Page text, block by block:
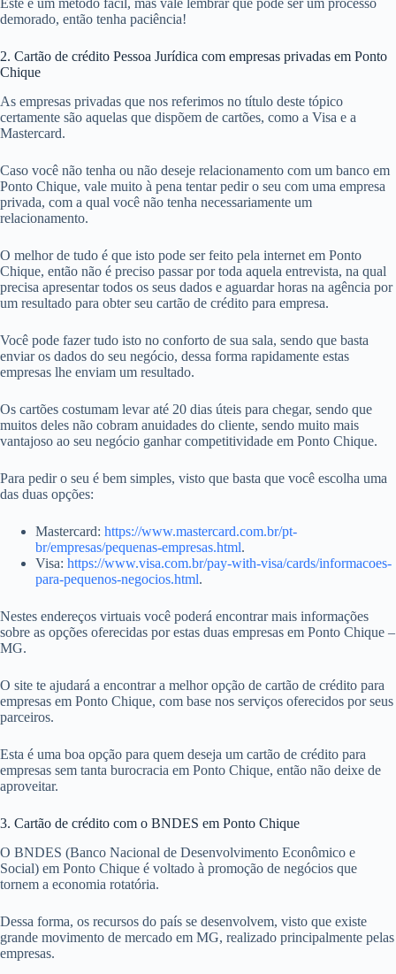
Este é um método fácil, mas vale lembrar que pode ser um processo
demorado, então tenha paciência!
2. Cartão de crédito Pessoa Jurídica com empresas privadas em Ponto
Chique
As empresas privadas que nos referimos no título deste tópico
certamente são aquelas que dispõem de cartões, como a Visa e a
Mastercard.
Caso você não tenha ou não deseje relacionamento com um banco em
Ponto Chique, vale muito à pena tentar pedir o seu com uma empresa
privada, com a qual você não tenha necessariamente um
relacionamento.
O melhor de tudo é que isto pode ser feito pela internet em Ponto
Chique, então não é preciso passar por toda aquela entrevista, na qual
precisa apresentar todos os seus dados e aguardar horas na agência por
um resultado para obter seu cartão de crédito para empresa.
Você pode fazer tudo isto no conforto de sua sala, sendo que basta
enviar os dados do seu negócio, dessa forma rapidamente estas
empresas lhe enviam um resultado.
Os cartões costumam levar até 20 dias úteis para chegar, sendo que
muitos deles não cobram anuidades do cliente, sendo muito mais
vantajoso ao seu negócio ganhar competitividade em Ponto Chique.
Para pedir o seu é bem simples, visto que basta que você escolha uma
das duas opções:
Mastercard: https://www.mastercard.com.br/pt-
br/empresas/pequenas-empresas.html.
Visa: https://www.visa.com.br/pay-with-visa/cards/informacoes-
para-pequenos-negocios.html.
Nestes endereços virtuais você poderá encontrar mais informações
sobre as opções oferecidas por estas duas empresas em Ponto Chique –
MG.
O site te ajudará a encontrar a melhor opção de cartão de crédito para
empresas em Ponto Chique, com base nos serviços oferecidos por seus
parceiros.
Esta é uma boa opção para quem deseja um cartão de crédito para
empresas sem tanta burocracia em Ponto Chique, então não deixe de
aproveitar.
3. Cartão de crédito com o BNDES em Ponto Chique
O BNDES (Banco Nacional de Desenvolvimento Econômico e
Social) em Ponto Chique é voltado à promoção de negócios que
tornem a economia rotatória.
Dessa forma, os recursos do país se desenvolvem, visto que existe
grande movimento de mercado em MG, realizado principalmente pelas
empresas.